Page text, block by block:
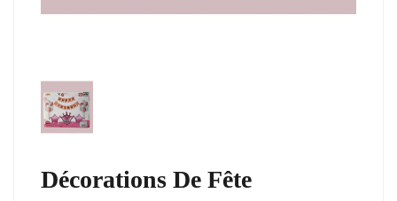
Décorations De Fête